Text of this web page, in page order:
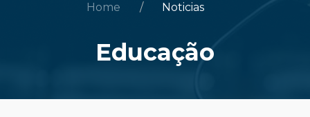
Home Noticias
Educação